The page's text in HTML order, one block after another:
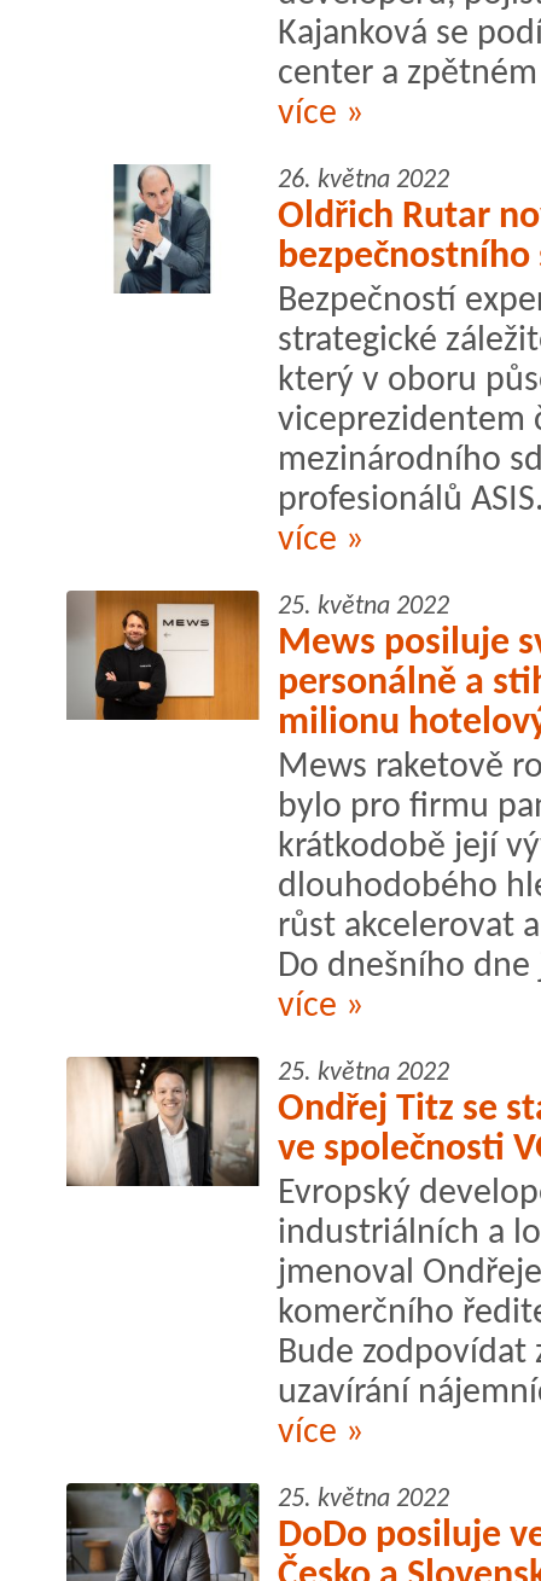
Kajanková se
center a
více »
26. května 2022
Oldřich Rutar
bezpečnostního
Bezpečností
strategické
který v oboru
viceprezidentem
mezinárodního
profesionálů
více »
25. května 2022
Mews posiluje
personálně a
milionu
Mews raketově
bylo pro firmu
krátkodobě její
dlouhodobého
růst akcelerovat
Do dnešního
více »
25. května 2022
Ondřej Titz se
ve společnosti
Evropský
industriálních a
jmenoval
komerčního
Bude zodpovídat
uzavírání
více »
25. května 2022
DoDo posiluje